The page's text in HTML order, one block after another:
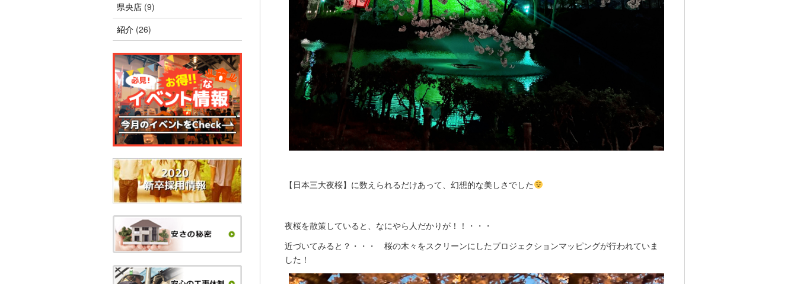
【日本三大夜桜】に数えられるだけあって、幻想的な美しさでした
夜桜を散策していると、なにやら人だかりが！！・・・
近づいてみると？・・・ 桜の木々をスクリーンにしたプロジェクションマッピングが行われていま
した！
県央店(9)
紹介(26)